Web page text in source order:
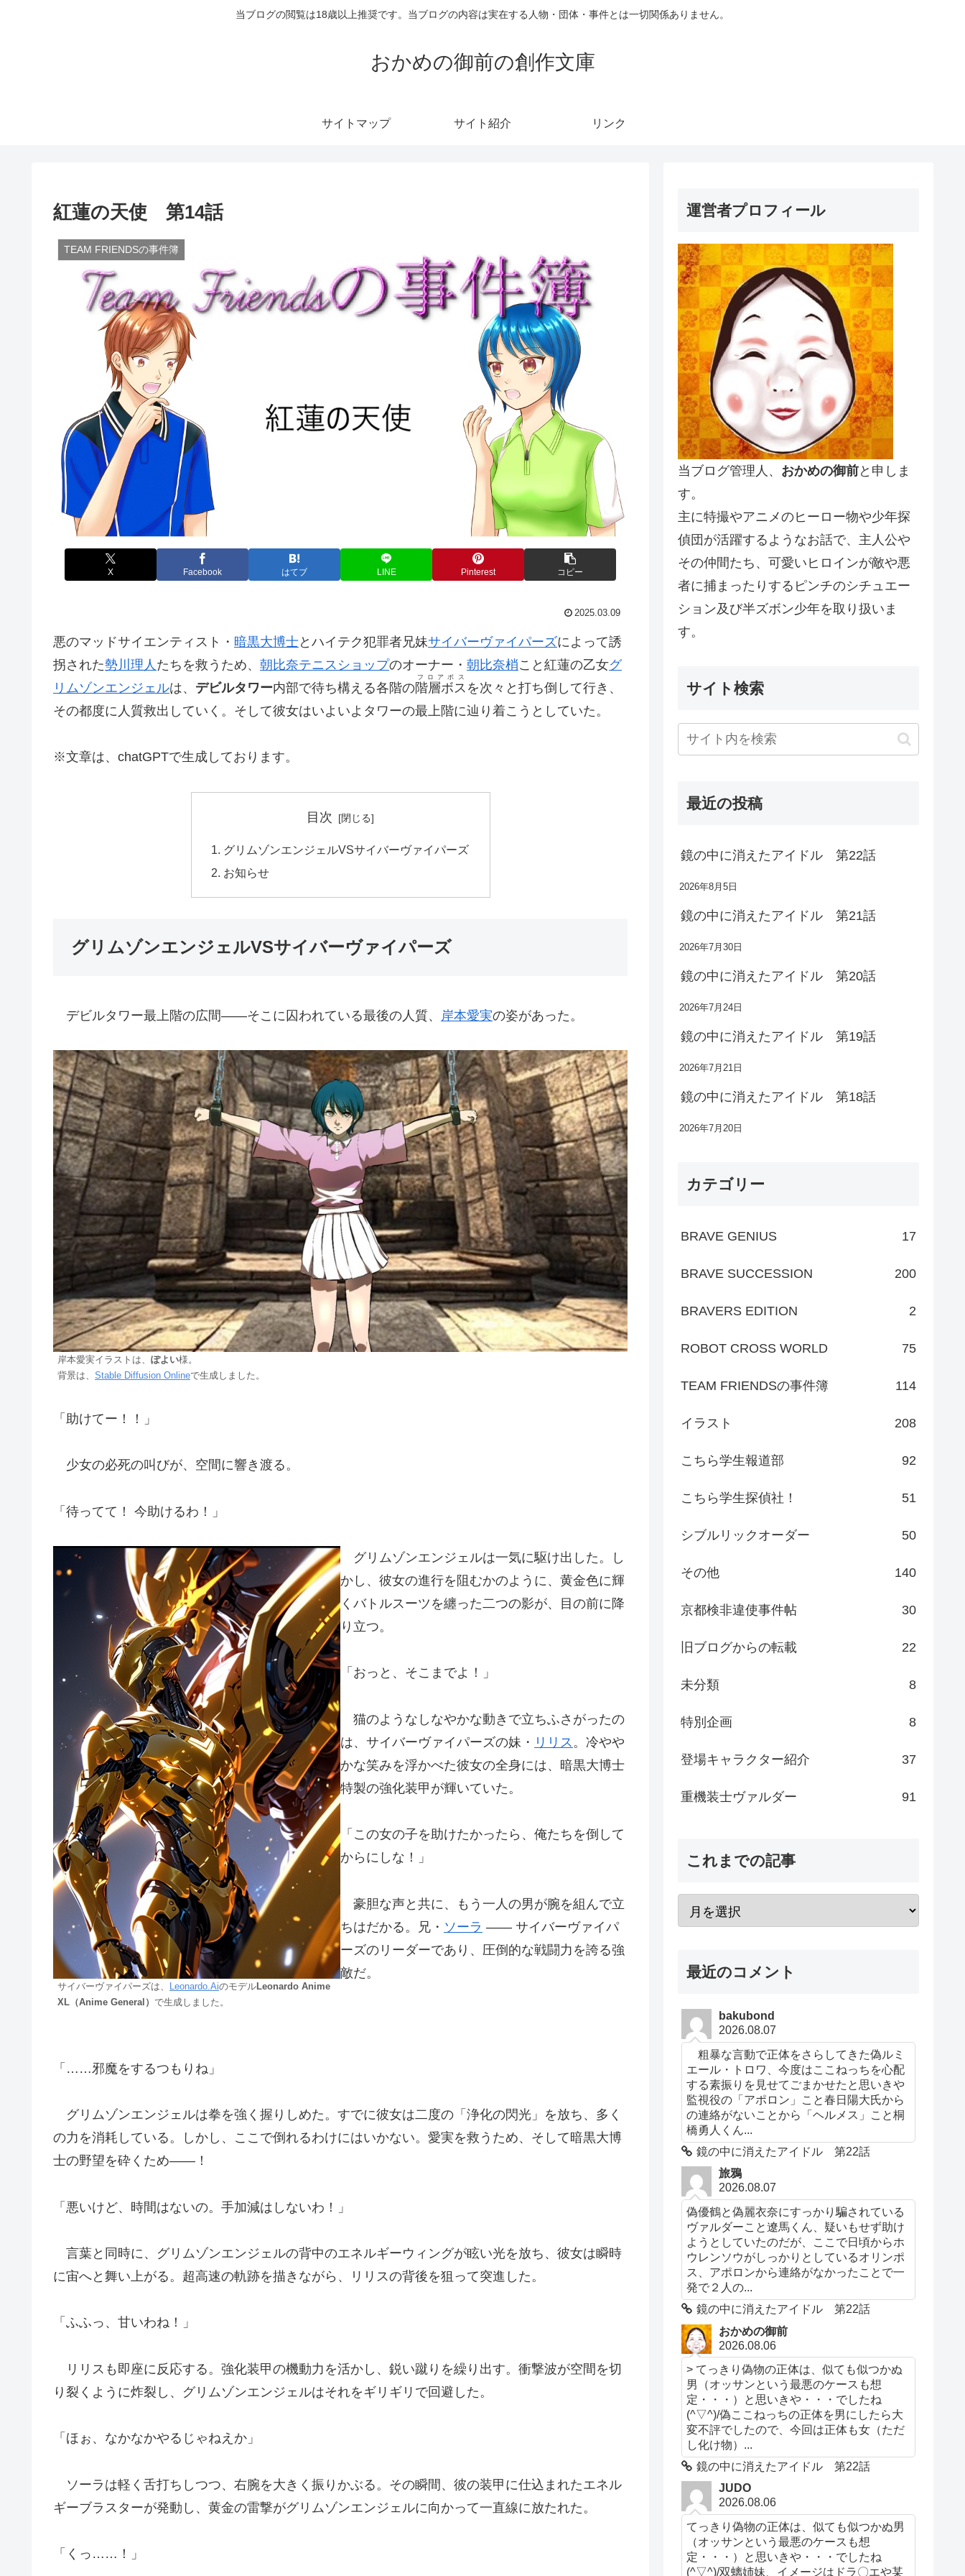
当ブログの閲覧は18歳以上推奨です。当ブログの内容は実在する人物・団体・事件とは一切関係ありません。
おかめの御前の創作文庫
サイトマップ サイト紹介 リンク
紅蓮の天使 第14話
TEAM FRIENDSの事件簿
X Facebook はてブ LINE Pinterest コピー
2025.03.09
悪のマッドサイエンティスト・ 暗黒大博士とハイテク犯罪者兄妹サイバーヴァイパーズによって誘
拐された勢川理人 たちを救うため、 朝比奈テニスショップのオーナー・ 朝比奈梢こと紅蓮の乙女グ
リムゾンエンジェルは、 デビルタワー内部で待ち構える各階の階層ボス
フロアボス
を次々と打ち倒して行き、
その都度に人質救出していく。そして彼女はいよいよタワーの最上階に辿り着こうとしていた。
※文章は、chatGPTで生成しております。
目次
グリムゾンエンジェルVSサイバーヴァイパーズ
お知らせ
グリムゾンエンジェルVSサイバーヴァイパーズ
デビルタワー最上階の広間――そこに囚われている最後の人質、 岸本愛実の姿があった。
岸本愛実イラストは、 ぽよい様。
背景は、 Stable Diffusion Onlineで生成しました。
「助けてー！！」
少女の必死の叫びが、空間に響き渡る。
「待ってて！ 今助けるわ！」
サイバーヴァイパーズは、 Leonardo.AiのモデルLeonardo Anime
XL（Anime General） で生成しました。
グリムゾンエンジェルは一気に駆け出した。し
かし、彼女の進行を阻むかのように、黄金色に輝
くバトルスーツを纏った二つの影が、目の前に降
り立つ。
「おっと、そこまでよ！」
猫のようなしなやかな動きで立ちふさがったの
は、サイバーヴァイパーズの妹・ リリス 。冷やや
かな笑みを浮かべた彼女の全身には、暗黒大博士
特製の強化装甲が輝いていた。
「この女の子を助けたかったら、俺たちを倒して
からにしな！」
豪胆な声と共に、もう一人の男が腕を組んで立
ちはだかる。兄・ ソーラ ―― サイバーヴァイパ
ーズのリーダーであり、圧倒的な戦闘力を誇る強
敵だ。
「……邪魔をするつもりね」
グリムゾンエンジェルは拳を強く握りしめた。すでに彼女は二度の「浄化の閃光」を放ち、多く
の力を消耗している。しかし、ここで倒れるわけにはいかない。愛実を救うため、そして暗黒大博
士の野望を砕くため——！
「悪いけど、時間はないの。手加減はしないわ！」
言葉と同時に、グリムゾンエンジェルの背中のエネルギーウィングが眩い光を放ち、彼女は瞬時
に宙へと舞い上がる。超高速の軌跡を描きながら、リリスの背後を狙って突進した。
「ふふっ、甘いわね！」
リリスも即座に反応する。強化装甲の機動力を活かし、鋭い蹴りを繰り出す。衝撃波が空間を切
り裂くように炸裂し、グリムゾンエンジェルはそれをギリギリで回避した。
「ほぉ、なかなかやるじゃねえか」
ソーラは軽く舌打ちしつつ、右腕を大きく振りかぶる。その瞬間、彼の装甲に仕込まれたエネル
ギーブラスターが発動し、黄金の雷撃がグリムゾンエンジェルに向かって一直線に放たれた。
「くっ……！」
運営者プロフィール
当ブログ管理人、 おかめの御前と申しま
す。
主に特撮やアニメのヒーロー物や少年探
偵団が活躍するようなお話で、主人公や
その仲間たち、可愛いヒロインが敵や悪
者に捕まったりするピンチのシチュエー
ション及び半ズボン少年を取り扱いま
す。
サイト検索
最近の投稿
鏡の中に消えたアイドル 第22話
2026年8月5日
鏡の中に消えたアイドル 第21話
2026年7月30日
鏡の中に消えたアイドル 第20話
2026年7月24日
鏡の中に消えたアイドル 第19話
2026年7月21日
鏡の中に消えたアイドル 第18話
2026年7月20日
カテゴリー
BRAVE GENIUS 17
BRAVE SUCCESSION 200
BRAVERS EDITION 2
ROBOT CROSS WORLD 75
TEAM FRIENDSの事件簿 114
イラスト 208
こちら学生報道部 92
こちら学生探偵社！ 51
シブルリックオーダー 50
その他 140
京都検非違使事件帖 30
旧ブログからの転載 22
未分類 8
特別企画 8
登場キャラクター紹介 37
重機装士ヴァルダー 91
これまでの記事
最近のコメント
bakubond
2026.08.07
粗暴な言動で正体をさらしてきた偽ルミ
エール・トロワ、今度はここねっちを心配
する素振りを見せてごまかせたと思いきや
監視役の「アポロン」こと春日陽大氏から
の連絡がないことから「ヘルメス」こと桐
橋勇人くん...
鏡の中に消えたアイドル 第22話
旅鴉
2026.08.07
偽優鶴と偽麗衣奈にすっかり騙されている
ヴァルダーこと遼馬くん、疑いもせず助け
ようとしていたのだが、ここで日頃からホ
ウレンソウがしっかりとしているオリンポ
ス、アポロンから連絡がなかったことで一
発で２人の...
鏡の中に消えたアイドル 第22話
おかめの御前
2026.08.06
> てっきり偽物の正体は、似ても似つかぬ
男（オッサンという最悪のケースも想
定・・・）と思いきや・・・でしたね
(^▽^)/偽ここねっちの正体を男にしたら大
変不評でしたので、今回は正体も女（ただ
し化け物）...
鏡の中に消えたアイドル 第22話
JUDO
2026.08.06
てっきり偽物の正体は、似ても似つかぬ男
（オッサンという最悪のケースも想
定・・・）と思いきや・・・でしたね
(^▽^)/双螭姉妹、イメージはドラ〇エや某